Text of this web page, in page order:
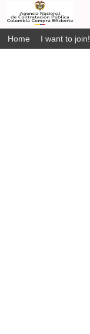
Home I want to join!